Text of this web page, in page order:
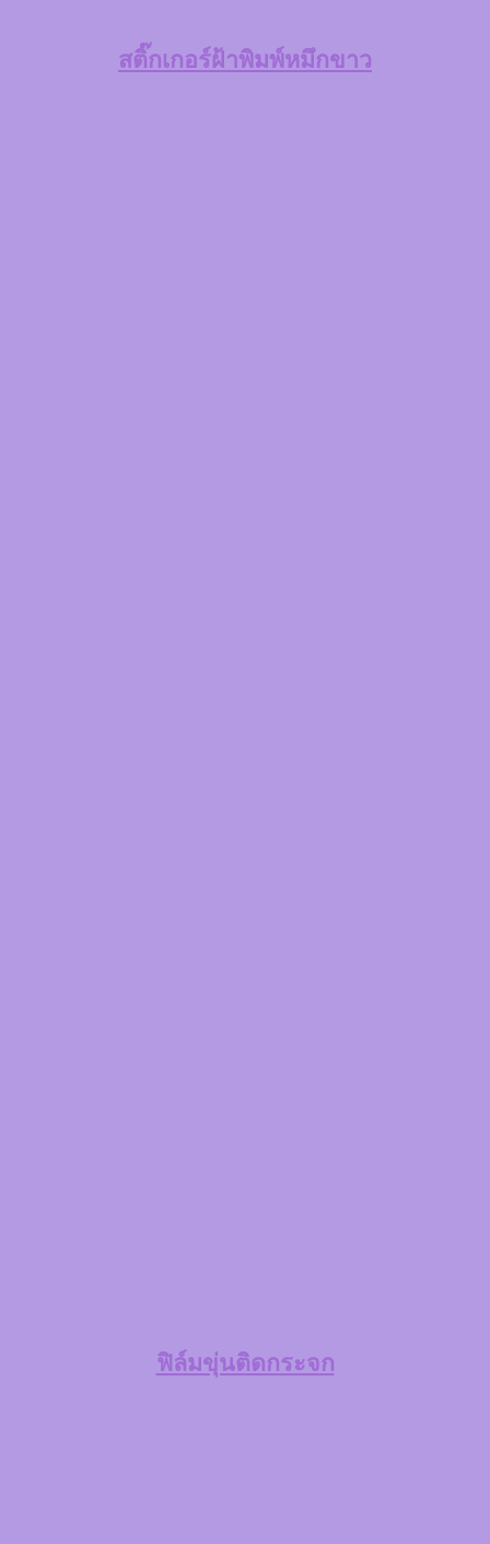
สติ๊กเกอร์ฝ้าพิมพ์หมึกขาว
ฟิล์มขุ่นติดกระจก